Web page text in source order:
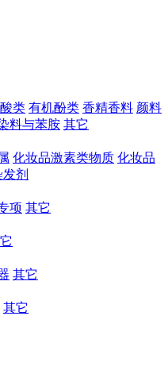
类 有机酚类 香精香料 颜料
料与苯胺 其它
化妆品激素类物质 化妆品
剂
项 其它
其它
其它